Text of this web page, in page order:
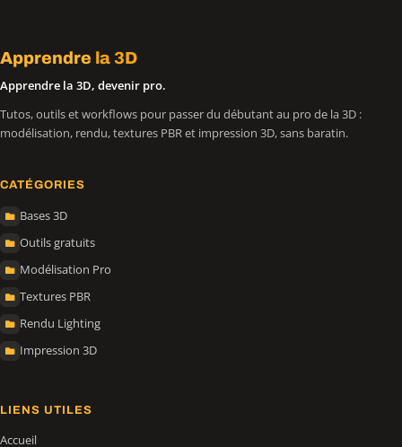
Apprendre la 3D
Apprendre la 3D, devenir pro.
Tutos, outils et workflows pour passer du débutant au pro de la 3D :
modélisation, rendu, textures PBR et impression 3D, sans baratin.
CATÉGORIES
Bases 3D
Outils gratuits
Modélisation Pro
Textures PBR
Rendu Lighting
Impression 3D
LIENS UTILES
Accueil